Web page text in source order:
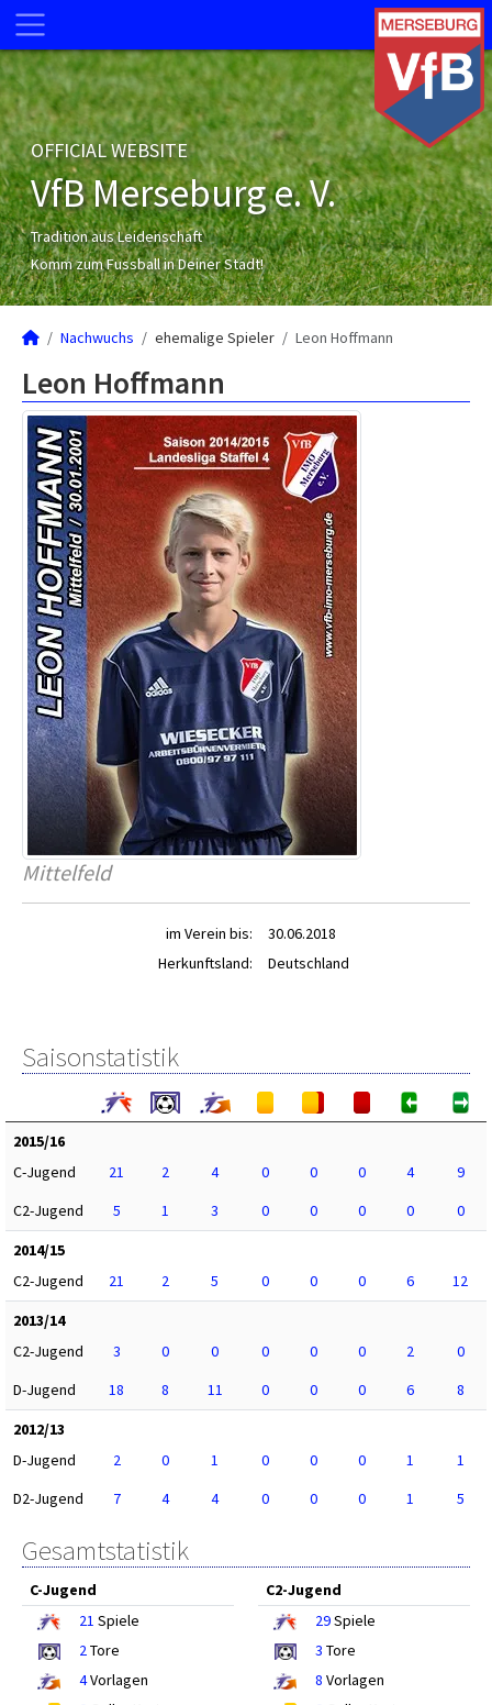
OFFICIAL WEBSITE
VfB Merseburg e. V.
Tradition aus Leidenschaft
Komm zum Fussball in Deiner Stadt!
Nachwuchs ehemalige Spieler Leon Hoffmann
Leon Hoffmann
Mittelfeld
im Verein bis:
30.06.2018
Herkunftsland:
Deutschland
Saisonstatistik
2015/16
C-Jugend
21 2 4 0 0 0 4
9
C2-Jugend
5 1 3 0 0 0 0
0
2014/15
C2-Jugend
21 2 5 0 0 0 6
12
2013/14
C2-Jugend
3 0 0 0 0 0 2
0
D-Jugend
18 8 11 0 0 0 6
8
2012/13
D-Jugend
2 0 1 0 0 0 1
1
D2-Jugend
7 4 4 0 0 0 1 5
Gesamtstatistik
C-Jugend
21 Spiele
2Tore
4Vorlagen
C2-Jugend
29Spiele
3 Tore
8 Vorlagen